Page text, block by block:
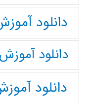
دانلود
دانلود
دانلود